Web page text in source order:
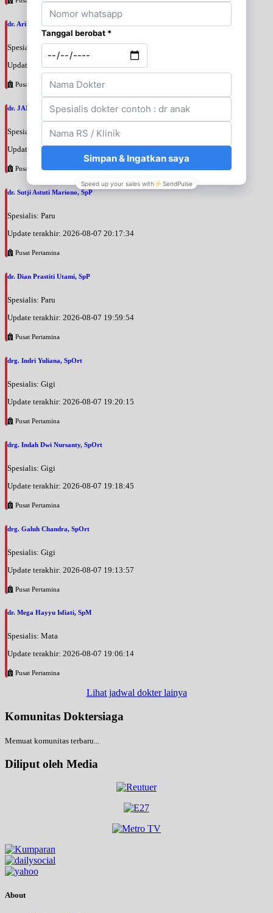
dr. Arini Purwono, SpP
Spesialis: Paru
Update terakhir: 2026-08-07 20:25:58
Pusat Pertamina
dr. JANUAR HABIBI, SpP
Spesialis: Paru
Update terakhir: 2026-08-07 20:23:50
Pusat Pertamina
dr. Sutji Astuti Mariono, SpP
Spesialis: Paru
Update terakhir: 2026-08-07 20:17:34
Pusat Pertamina
dr. Dian Prastiti Utami, SpP
Spesialis: Paru
Update terakhir: 2026-08-07 19:59:54
Pusat Pertamina
drg. Indri Yuliana, SpOrt
Spesialis: Gigi
Update terakhir: 2026-08-07 19:20:15
Pusat Pertamina
drg. Indah Dwi Nursanty, SpOrt
Spesialis: Gigi
Update terakhir: 2026-08-07 19:18:45
Pusat Pertamina
drg. Galuh Chandra, SpOrt
Spesialis: Gigi
Update terakhir: 2026-08-07 19:13:57
Pusat Pertamina
dr. Mega Hayyu Isfiati, SpM
Spesialis: Mata
Update terakhir: 2026-08-07 19:06:14
Pusat Pertamina
Lihat jadwal dokter lainya
Komunitas Doktersiaga
Memuat komunitas terbaru...
Diliput oleh Media
About